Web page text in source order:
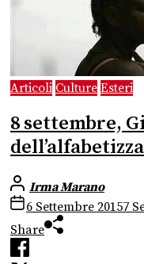
Articoli Culture Esteri
8 settembre,
Irma Marano
6 Settembre 20157
Share